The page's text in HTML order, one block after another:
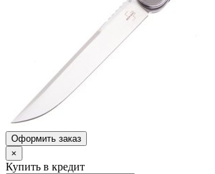
Оформить заказ
×
Купить в кредит